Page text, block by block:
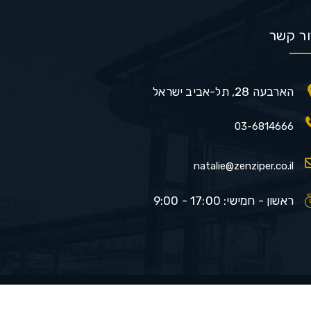
קשר
הארבעה 28, תל-אביב ישראל
03-6814666
natalie@zenziper.co.il
ראשון - חמישי: 17:00 - 9:00